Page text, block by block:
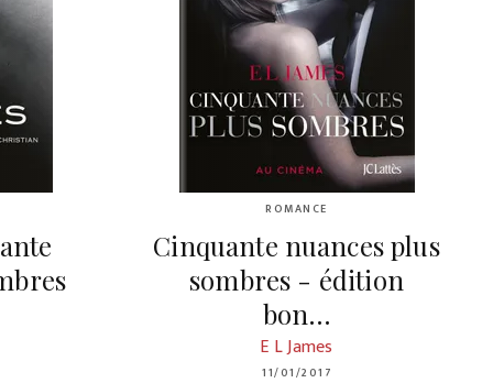
ROMANCE
Cinquante nuances plus
sombres - édition
bon…
E L James
11/01/2017